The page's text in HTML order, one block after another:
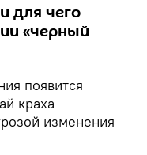
для чего
«черный
появится
краха
изменения